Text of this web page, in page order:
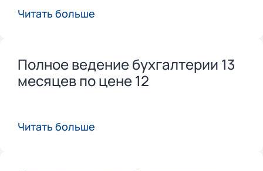
Читать больше
Полное ведение бухгалтерии 13
месяцев по цене 12
Читать больше